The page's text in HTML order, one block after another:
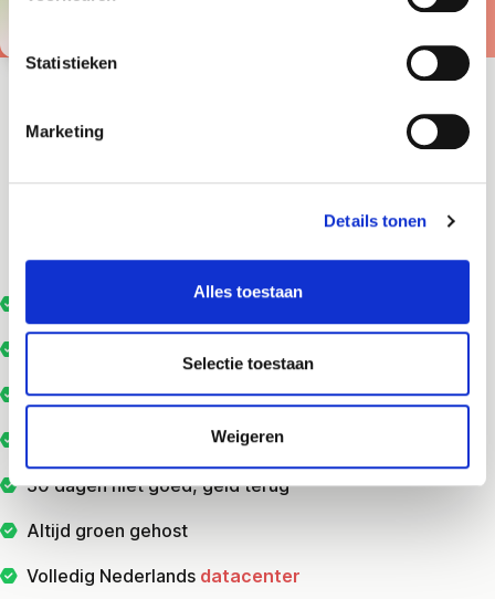
Statistieken
Marketing
Details tonen
Alles toestaan
Selectie toestaan
Weigeren
webhosting pakket
Telefonische Support
5/5 sterren op Hostingvergelijker.nl
SiteSwitch verhuisservice
30 dagen niet goed, geld terug
Altijd groen gehost
Volledig Nederlands datacenter